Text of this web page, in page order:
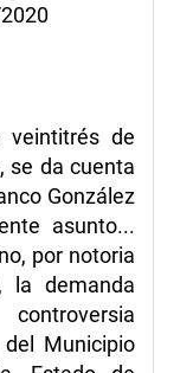
veintitrés de
se da cuenta
González
asunto...
por notoria
la demanda
Municipio